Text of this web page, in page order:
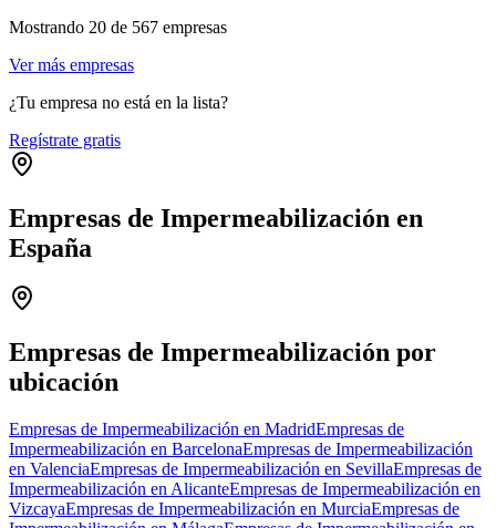
Mostrando 20 de 567 empresas
Ver más empresas
¿Tu empresa no está en la lista?
Regístrate gratis
Empresas de Impermeabilización en
España
−
Empresas de Impermeabilización por
ubicación
Empresas de Impermeabilización en MadridEmpresas de
Impermeabilización en BarcelonaEmpresas de Impermeabilización
en ValenciaEmpresas de Impermeabilización en SevillaEmpresas de
Impermeabilización en AlicanteEmpresas de Impermeabilización en
VizcayaEmpresas de Impermeabilización en MurciaEmpresas de